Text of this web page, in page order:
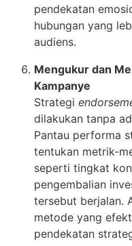
pendekatan
hubungan yang
audiens.
Mengukur dan
Kampanye
Strategi
dilakukan tanpa
Pantau performa
tentukan metrik-
seperti tingkat
pengembalian
tersebut berjalan.
metode yang
pendekatan